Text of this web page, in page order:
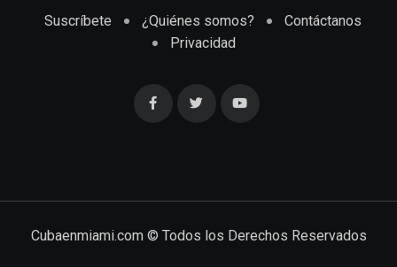
Suscríbete ¿Quiénes somos?
Contáctanos
Privacidad
Cubaenmiami.com © Todos los Derechos Reservados